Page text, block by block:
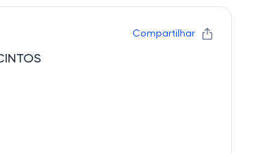
Compartilhar